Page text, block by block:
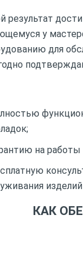
результат
у
для
на
КАК